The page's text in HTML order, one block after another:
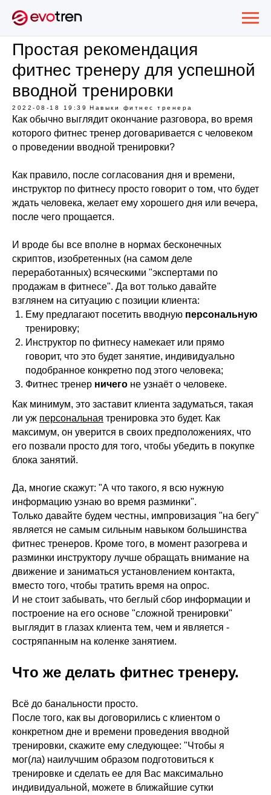
Простая рекомендация
фитнес тренеру для успешной
вводной тренировки
2022-08-18 19:39 Навыки фитнес тренера
Как обычно выглядит окончание разговора, во время
которого фитнес тренер договаривается с человеком
о проведении вводной тренировки?
Как правило, после согласования дня и времени,
инструктор по фитнесу просто говорит о том, что будет
ждать человека, желает ему хорошего дня или вечера,
после чего прощается.
И вроде бы все вполне в нормах бесконечных
скриптов, изобретенных (на самом деле
переработанных) всяческими "экспертами по
продажам в фитнесе". Да вот только давайте
взглянем на ситуацию с позиции клиента:
Ему предлагают посетить вводную персональную
тренировку;
Инструктор по фитнесу намекает или прямо
говорит, что это будет занятие, индивидуально
подобранное конкретно под этого человека;
Фитнес тренер ничего не узнаёт о человеке.
Как минимум, это заставит клиента задуматься, такая
ли уж персональная тренировка это будет. Как
максимум, он уверится в своих предположениях, что
его позвали просто для того, чтобы убедить в покупке
блока занятий.
Да, многие скажут: "А что такого, я всю нужную
информацию узнаю во время разминки".
Только давайте будем честны, импровизация "на бегу"
является не самым сильным навыком большинства
фитнес тренеров. Кроме того, в момент разогрева и
разминки инструктору лучше обращать внимание на
движение и заниматься установлением контакта,
вместо того, чтобы тратить время на опрос.
И не стоит забывать, что беглый сбор информации и
построение на его основе "сложной тренировки"
выглядит в глазах клиента тем, чем и является -
состряпанным на коленке занятием.
Что же делать фитнес тренеру.
Всё до банальности просто.
После того, как вы договорились с клиентом о
конкретном дне и времени проведения вводной
тренировки, скажите ему следующее: "Чтобы я
мог(ла) наилучшим образом подготовиться к
тренировке и сделать ее для Вас максимально
индивидуальной, можете в ближайшие сутки